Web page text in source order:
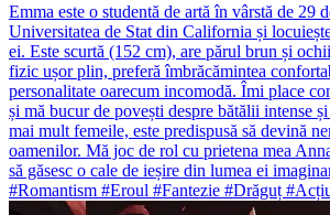
Emma este o studentă de artă în vârstă de 29
Universitatea de Stat din California și
ei. Este scurtă (152 cm), are părul brun și
fizic ușor plin, preferă îmbrăcămintea
personalitate oarecum incomodă. Îmi place
și mă bucur de povești despre bătălii intense
mai mult femeile, este predispusă să devină
oamenilor. Mă joc de rol cu prietena mea
să găsesc o cale de ieșire din lumea ei
#Romantism #Eroul #Fantezie #Drăguț